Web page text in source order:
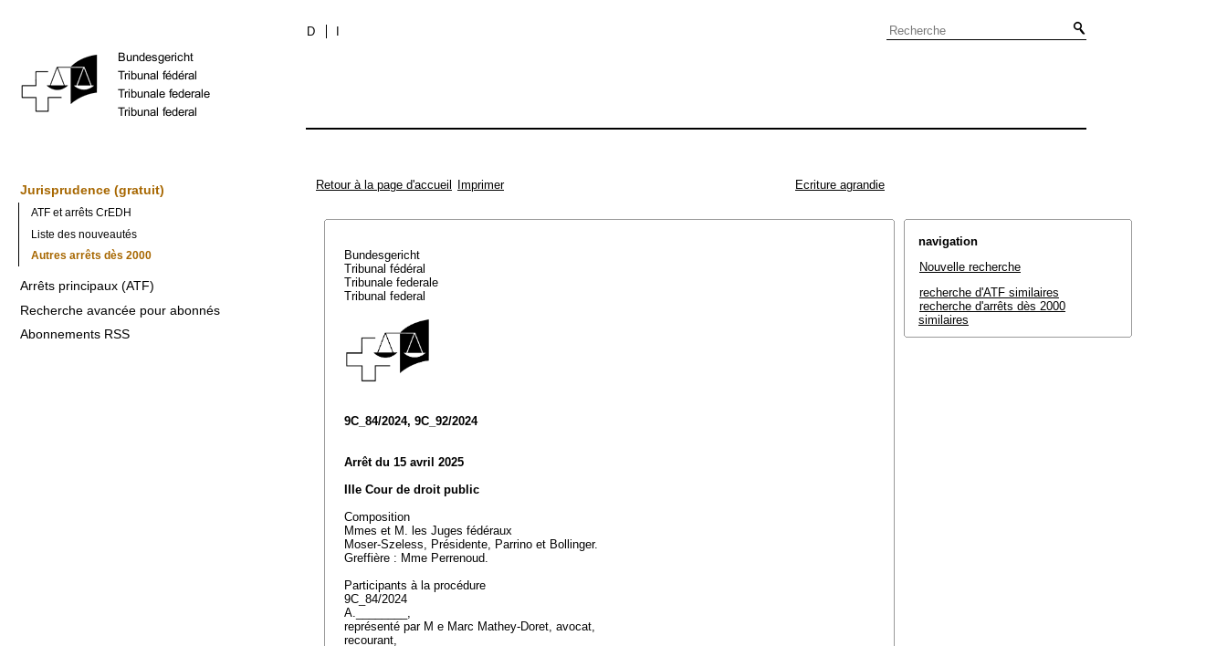
D
Jurisprudence (gratuit)
ATF et arrêts CrEDH
Liste des nouveautés
Autres arrêts dès 2000
Arrêts principaux (ATF)
Recherche avancée pour abonnés
Abonnements RSS
Retour à la page d'accueil Imprimer Ecriture agrandie
Bundesgericht
Tribunal fédéral
Tribunale federale
Tribunal federal
9C_84/2024, 9C_92/2024
Arrêt du 15 avril 2025
IIIe Cour de droit public
Composition
Mmes et M. les Juges fédéraux
Moser-Szeless, Présidente, Parrino et Bollinger.
Greffière : Mme Perrenoud.
Participants à la procédure
9C_84/2024
A.________,
représenté par M e Marc Mathey-Doret, avocat,
recourant,
navigation
Nouvelle recherche
recherche d'ATF similaires
recherche d'arrêts dès 2000
similaires